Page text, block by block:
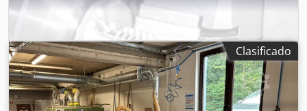
Clasificado